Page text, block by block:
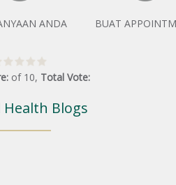
ANDA BUAT
of 10, Total Vote:
Health Blogs